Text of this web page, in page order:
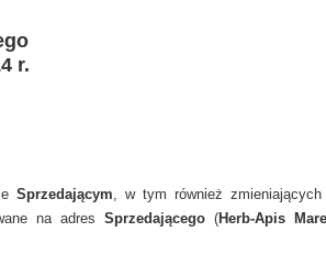
r.
Sprzedającym, w tym również
na adres Sprzedającego(Herb-Apis